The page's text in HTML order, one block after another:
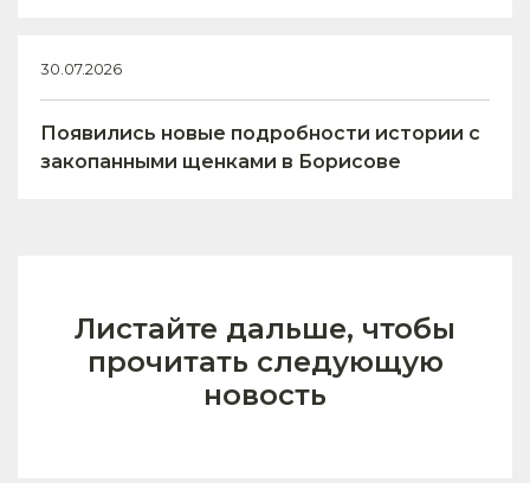
30.07.2026
Появились новые подробности истории с
закопанными щенками в Борисове
Листайте дальше, чтобы
прочитать следующую
новость